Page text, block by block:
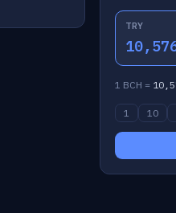
TRY
1 BCH =
1 10